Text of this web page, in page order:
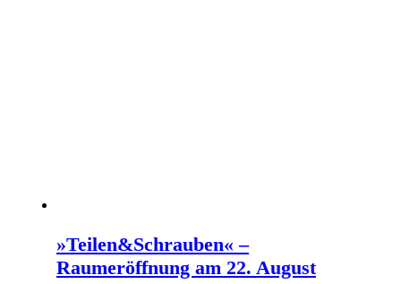
»Teilen&Schrauben« –
Raumeröffnung am 22. August